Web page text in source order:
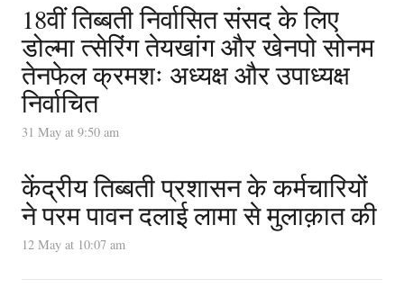
18वीं तिब्बती निर्वासित संसद के लिए
डोल्मा त्सेरिंग तेयखांग और खेनपो सोनम
तेनफेल क्रमशः अध्यक्ष और उपाध्यक्ष
निर्वाचित
31 May at 9:50 am
केंद्रीय तिब्बती प्रशासन के कर्मचारियों
ने परम पावन दलाई लामा से मुलाक़ात की
12 May at 10:07 am